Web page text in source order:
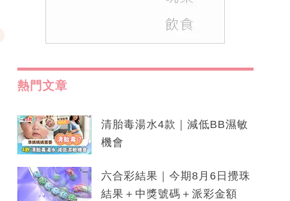
熱門文章
清胎毒湯水4款｜減低BB濕敏
機會
六合彩結果｜今期8月6日攪珠
結果＋中獎號碼＋派彩金額